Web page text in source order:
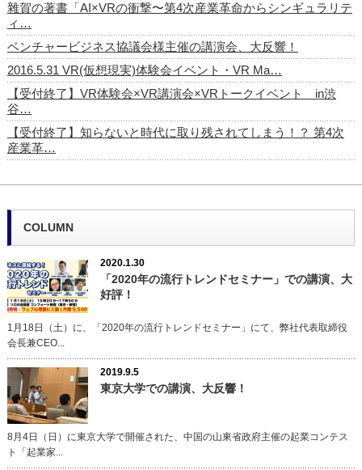
雜賀の著書「AI×VRの衝撃〜第4次産業革命からシンギュラリテ
ィ…
ベンチャービジネス協議会様主催の講演会、大反響！
2016.5.31 VR(仮想現実)体験会イベント・VR Ma…
【受付終了】VR体験会×VR講演会×VRトークイベント in渋
谷…
【受付終了】知らないと時代に取り残されてしまう！？ 第4次
産業革…
COLUMN
2020.1.30
「2020年の流行トレンドセミナー」での講演、大
好評！
1月18日（土）に、「2020年の流行トレンドセミナー」にて、弊社代表取締役
会長兼CEO...
2019.9.5
東京大学での講演、大反響！
8月4日（日）に東京大学で開催された、中国の山東省政府主催の起業コンテス
ト「起業家...